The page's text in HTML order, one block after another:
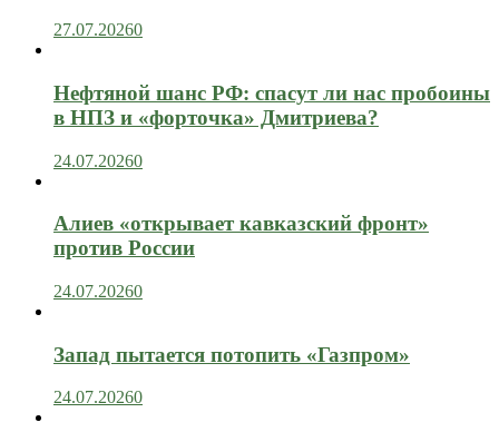
27.07.20260
Нефтяной шанс РФ: спасут ли нас пробоины
в НПЗ и «форточка» Дмитриева?
24.07.20260
Алиев «открывает кавказский фронт»
против России
24.07.20260
Запад пытается потопить «Газпром»
24.07.20260